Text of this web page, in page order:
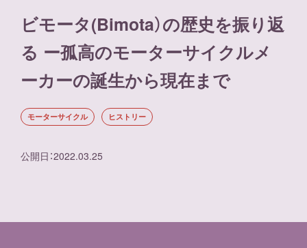
ビモータ(Bimota）の歴史を振り返
る ー孤高のモーターサイクルメ
ーカーの誕生から現在まで
モーターサイクル ヒストリー
公開日 ：2022.03.25